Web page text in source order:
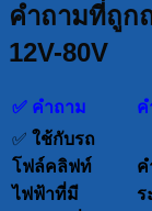
คำถามที่ถูก
12V-80V
✅ คำถาม
ค
✅ ใช้กับรถ
โฟล์คลิฟท์
ไฟฟ้าที่มี
ค
ร